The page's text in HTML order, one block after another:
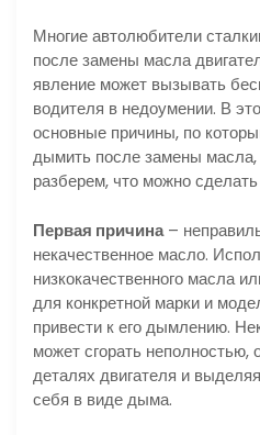
Многие автолюбители
после замены масла
явление может вызывать
водителя в недоумении. В
основные причины, по
дымить после замены масла,
разберем, что можно
Первая причина–
некачественное масло.
низкокачественного масла
для конкретной марки и
привести к его дымлению.
может сгорать неполностью,
деталях двигателя и
себя в виде дыма.